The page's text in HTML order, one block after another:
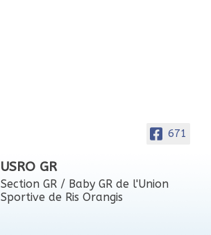
671
USRO GR
Section GR / Baby GR de l'Union
Sportive de Ris Orangis